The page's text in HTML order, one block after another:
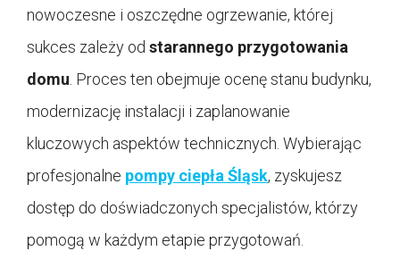
nowoczesne i oszczędne ogrzewanie, której
sukces zależy od starannego przygotowania
domu. Proces ten obejmuje ocenę stanu budynku,
modernizację instalacji i zaplanowanie
kluczowych aspektów technicznych. Wybierając
profesjonalne pompy ciepła Śląsk, zyskujesz
dostęp do doświadczonych specjalistów, którzy
pomogą w każdym etapie przygotowań.